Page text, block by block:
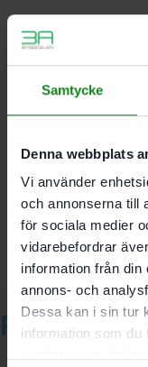
Samtycke
Denna webbplats
Vi använder
och annonserna till
för sociala medier
vidarebefordrar
information från din
annons- och
Dessa kan i sin tur
information som du
Bli först med att
filtersäck SC-FIS-CT
Du måste vara